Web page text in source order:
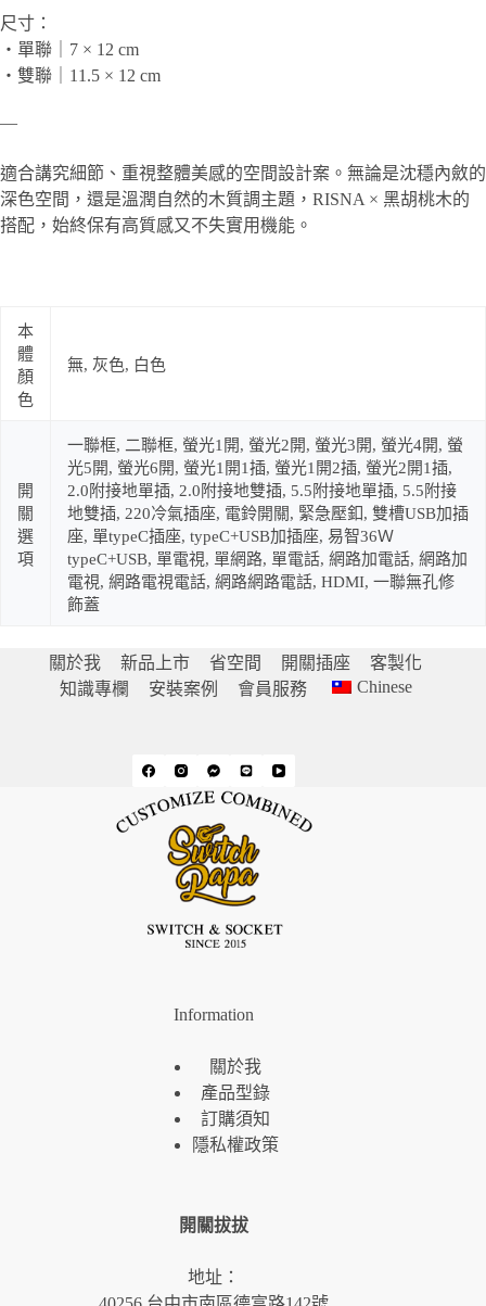
尺寸：
・單聯｜7 × 12 cm
・雙聯｜11.5 × 12 cm
—
適合講究細節、重視整體美感的空間設計案。無論是沈穩內斂的
深色空間，還是溫潤自然的木質調主題，RISNA × 黑胡桃木的
搭配，始終保有高質感又不失實用機能。
本
體
顏
色
無, 灰色, 白色
開
關
選
項
一聯框, 二聯框, 螢光1開, 螢光2開, 螢光3開, 螢光4開, 螢
光5開, 螢光6開, 螢光1開1插, 螢光1開2插, 螢光2開1插,
2.0附接地單插, 2.0附接地雙插, 5.5附接地單插, 5.5附接
地雙插, 220冷氣插座, 電鈴開關, 緊急壓釦, 雙槽USB加插
座, 單typeC插座, typeC+USB加插座, 易智36Ｗ
typeC+USB, 單電視, 單網路, 單電話, 網路加電話, 網路加
電視, 網路電視電話, 網路網路電話, HDMI, 一聯無孔修
飾蓋
關於我 新品上市 省空間 開關插座
客製化
知識專欄
安裝案例 會員服務 Chinese
Information
關於我
產品型錄
訂購須知
隱私權政策
開關拔拔
地址：